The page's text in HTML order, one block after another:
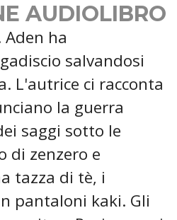
AUDIOLIBRO
Aden ha
salvandosi
L'autrice ci racconta
la guerra
saggi sotto le
di zenzero e
tazza di tè, i
pantaloni kaki. Gli